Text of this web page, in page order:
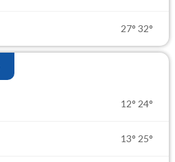
27° 32°
12° 24°
13° 25°